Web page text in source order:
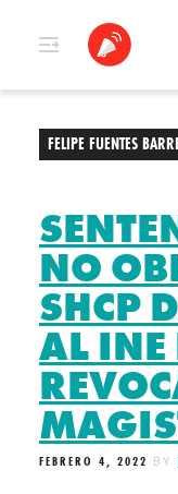
FELIPE FUENTES
NO
SHCP
AL
FEBRERO 4, 2022 BY